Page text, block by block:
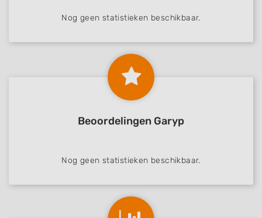
Nog geen statistieken beschikbaar.
Beoordelingen Garyp
Nog geen statistieken beschikbaar.
Understand audiences through statistics
or combinations of data from different
Develop and improve services
Use limited data to select content
Use precise geolocation data
Identify devices based on information
Non-IAB processing purposes: